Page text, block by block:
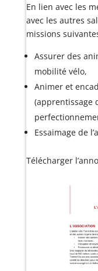
En lien avec les
avec les autres
missions
Assurer des
mobilité vélo,
Animer et
(apprentissage
Essaimage de
Télécharger